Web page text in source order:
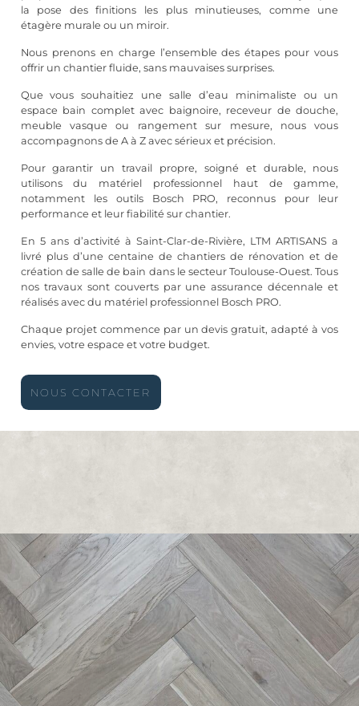
la pose des finitions les plus minutieuses, comme une
étagère murale ou un miroir.
Nous prenons en charge l’ensemble des étapes pour vous
offrir un chantier fluide, sans mauvaises surprises.
Que vous souhaitiez une salle d’eau minimaliste ou un
espace bain complet avec baignoire, receveur de douche,
meuble vasque ou rangement sur mesure, nous vous
accompagnons de A à Z avec sérieux et précision.
Pour garantir un travail propre, soigné et durable, nous
utilisons du matériel professionnel haut de gamme,
notamment les outils Bosch PRO, reconnus pour leur
performance et leur fiabilité sur chantier.
En 5 ans d’activité à Saint-Clar-de-Rivière, LTM ARTISANS a
livré plus d’une centaine de chantiers de rénovation et de
création de salle de bain dans le secteur Toulouse-Ouest. Tous
nos travaux sont couverts par une assurance décennale et
réalisés avec du matériel professionnel Bosch PRO.
Chaque projet commence par un devis gratuit, adapté à vos
envies, votre espace et votre budget.
NOUS CONTACTER